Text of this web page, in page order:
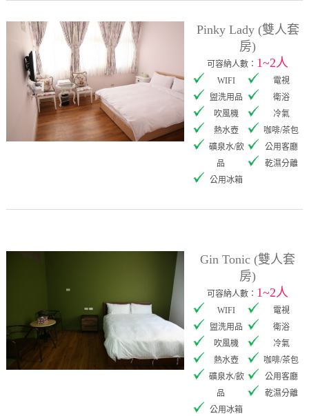
Pinky Lady (雙人套
房)
可容納人數： 1~2人
WIFI
電視
盥洗用品
衛浴
吹風機
冷氣
熱水壺
咖啡/茶包
礦泉水/飲
品
公用客廳
乾濕分離
公用冰箱
Gin Tonic (雙人套
房)
可容納人數： 1~2人
WIFI
電視
盥洗用品
衛浴
吹風機
冷氣
熱水壺
咖啡/茶包
礦泉水/飲
品
公用客廳
乾濕分離
公用冰箱